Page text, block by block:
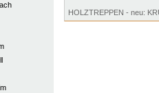
HOLZTREPPEN - neu: